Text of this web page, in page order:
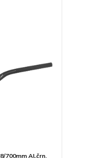
700mm Al,črn.